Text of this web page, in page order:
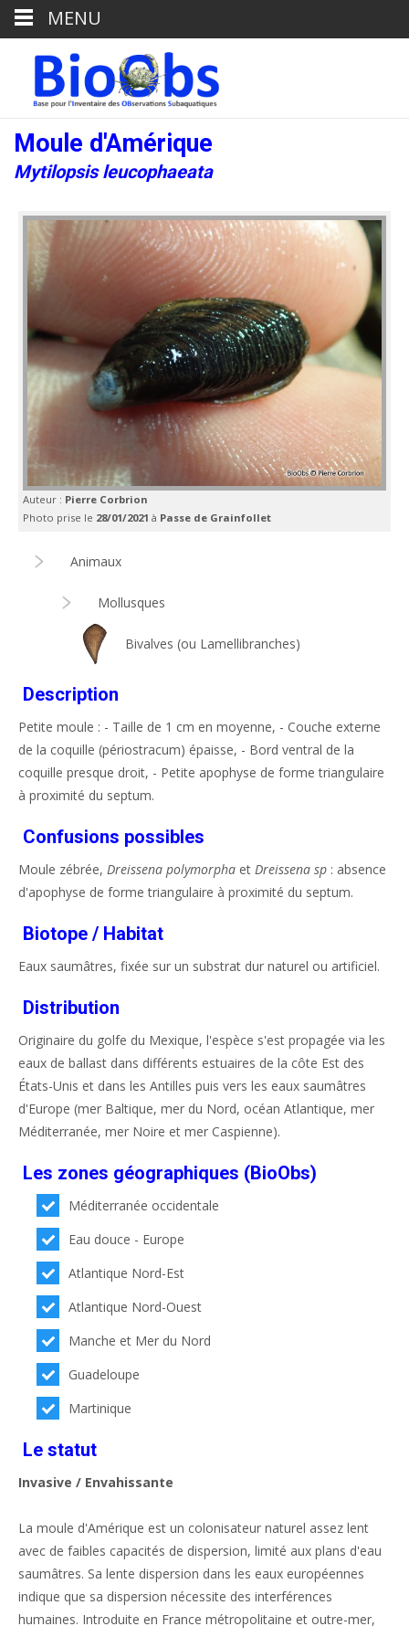
Moule d'Amérique
Mytilopsis leucophaeata
Auteur : Pierre Corbrion
Photo prise le 28/01/2021 à Passe de Grainfollet
Animaux
Mollusques
Bivalves (ou Lamellibranches)
Description
Petite moule : - Taille de 1 cm en moyenne, - Couche externe
de la coquille (périostracum) épaisse, - Bord ventral de la
coquille presque droit, - Petite apophyse de forme triangulaire
à proximité du septum.
Confusions possibles
Moule zébrée, Dreissena polymorpha et Dreissena sp : absence
d'apophyse de forme triangulaire à proximité du septum.
Biotope / Habitat
Eaux saumâtres, fixée sur un substrat dur naturel ou artificiel.
Distribution
Originaire du golfe du Mexique, l'espèce s'est propagée via les
eaux de ballast dans différents estuaires de la côte Est des
États-Unis et dans les Antilles puis vers les eaux saumâtres
d'Europe (mer Baltique, mer du Nord, océan Atlantique, mer
Méditerranée, mer Noire et mer Caspienne).
Les zones géographiques (BioObs)
Méditerranée occidentale
Eau douce - Europe
Atlantique Nord-Est
Atlantique Nord-Ouest
Manche et Mer du Nord
Guadeloupe
Martinique
Le statut
Invasive / Envahissante
La moule d'Amérique est un colonisateur naturel assez lent
avec de faibles capacités de dispersion, limité aux plans d'eau
saumâtres. Sa lente dispersion dans les eaux européennes
indique que sa dispersion nécessite des interférences
humaines. Introduite en France métropolitaine et outre-mer,
MENU